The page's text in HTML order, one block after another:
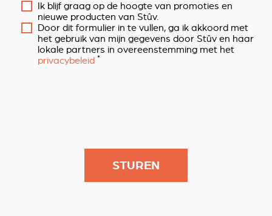
Ik blijf graag op de hoogte van promoties en
nieuwe producten van Stûv.
Door dit formulier in te vullen, ga ik akkoord met
het gebruik van mijn gegevens door Stûv en haar
lokale partners in overeenstemming met het
privacybeleid *